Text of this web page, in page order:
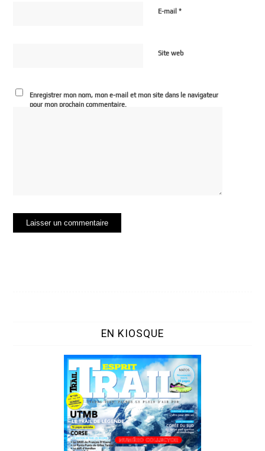
E-mail*
Site web
Enregistrer mon nom, mon e-mail et mon site dans le navigateur
pour mon prochain commentaire.
EN KIOSQUE